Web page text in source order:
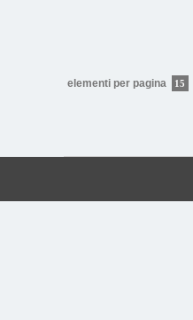
elementi per pagina 15